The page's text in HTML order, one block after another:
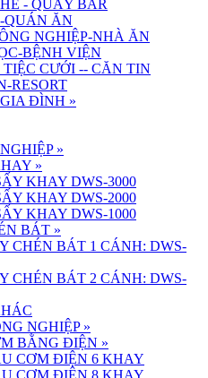
- QUẦY BAR
QUÁN ĂN
NGHIỆP-NHÀ ĂN
BỆNH VIỆN
CƯỚI -- CĂN TIN
RESORT
ĐÌNH »
»
»
KHAY DWS-3000
KHAY DWS-2000
KHAY DWS-1000
BÁT »
CHÉN BÁT 1 CÁNH: DWS-
CHÉN BÁT 2 CÁNH: DWS-
NGHIỆP »
BẰNG ĐIỆN »
CƠM ĐIỆN 6 KHAY
CƠM ĐIỆN 8 KHAY